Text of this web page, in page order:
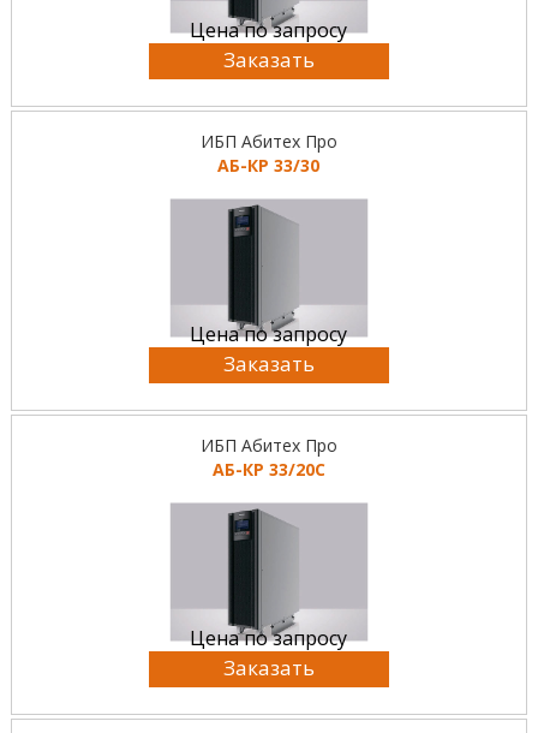
Цена по запросу
Заказать
ИБП Абитех Про
АБ-КР 33/30
Цена по запросу
Заказать
ИБП Абитех Про
АБ-КР 33/20С
Цена по запросу
Заказать